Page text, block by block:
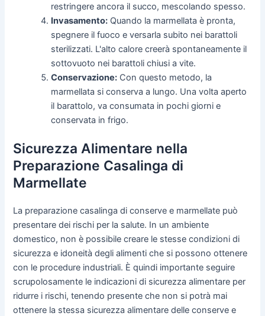
restringere ancora il succo, mescolando spesso.
Invasamento: Quando la marmellata è pronta,
spegnere il fuoco e versarla subito nei barattoli
sterilizzati. L'alto calore creerà spontaneamente il
sottovuoto nei barattoli chiusi a vite.
Conservazione: Con questo metodo, la
marmellata si conserva a lungo. Una volta aperto
il barattolo, va consumata in pochi giorni e
conservata in frigo.
Sicurezza Alimentare nella
Preparazione Casalinga di
Marmellate
La preparazione casalinga di conserve e marmellate può
presentare dei rischi per la salute. In un ambiente
domestico, non è possibile creare le stesse condizioni di
sicurezza e idoneità degli alimenti che si possono ottenere
con le procedure industriali. È quindi importante seguire
scrupolosamente le indicazioni di sicurezza alimentare per
ridurre i rischi, tenendo presente che non si potrà mai
ottenere la stessa sicurezza alimentare delle conserve e